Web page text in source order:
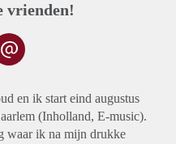
vrienden!
en ik start eind augustus
(Inholland, E-music).
waar ik na mijn drukke